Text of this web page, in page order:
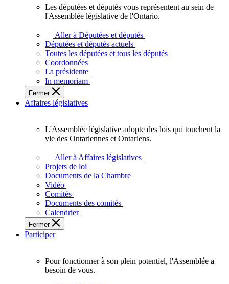
députés
vous
représentent
sein
de
l'Assemblée
législative
l'Ontario.
Les députées et députés vous représentent au sein de
l'Assemblée législative de l'Ontario.
Aller à Députées et députés
Députées et députés actuels
Toutes les députées et tous les députés
Coordonnées
La présidente
In memoriam
Fermer
Affaires législatives
L'Assemblée
adopte
touchent
des
Ontariennes
et
L'Assemblée législative adopte des lois qui touchent la
vie des Ontariennes et Ontariens.
Aller à Affaires législatives
Projets de loi
Documents de la Chambre
Vidéo
Comités
Documents des comités
Calendrier
Fermer
Participer
Pour fonctionner à son plein potentiel, l'Assemblée a
besoin de vous.